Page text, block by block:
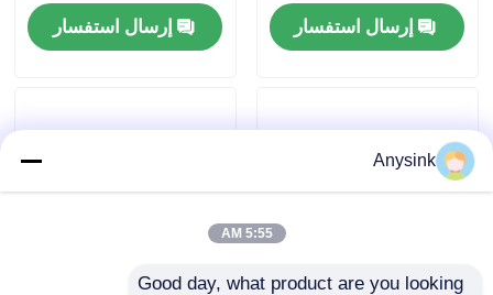
ضبط الجودة
طلب اقتباس
صمامات نحاسية
إرسال استفسار
إرسال استفسار
Anysink
5:55 AM
Good day, what product are you looking